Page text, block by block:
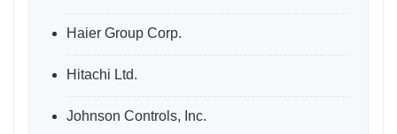
Haier Group Corp.
Hitachi Ltd.
Johnson Controls, Inc.